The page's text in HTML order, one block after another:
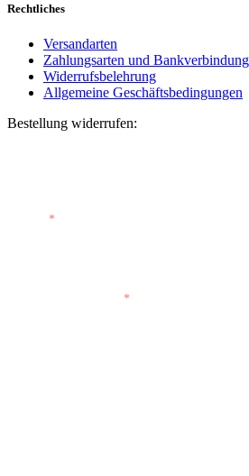
Rechtliches
Versandarten
Zahlungsarten und Bankverbindung
Widerrufsbelehrung
Allgemeine Geschäftsbedingungen
Bestellung widerrufen:
*
*